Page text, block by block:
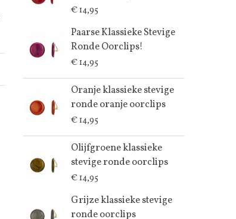
€ 14,95
Paarse Klassieke Stevige
Ronde Oorclips!
€ 14,95
Oranje klassieke stevige
ronde oranje oorclips
€ 14,95
Olijfgroene klassieke
stevige ronde oorclips
€ 14,95
Grijze klassieke stevige
ronde oorclips